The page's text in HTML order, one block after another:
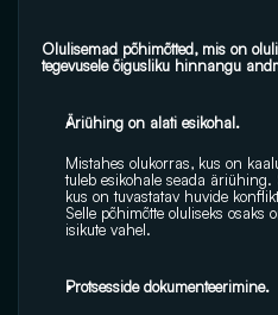
Olulisemad põhimõtted, mis on
tegevusele õigusliku hinnangu
Äriühing on alati esikohal.
Mistahes olukorras, kus on
tuleb esikohale seada äriühing.
kus on tuvastatav huvide
Selle põhimõtte oluliseks
isikute vahel.
Protsesside dokumenteerimine.